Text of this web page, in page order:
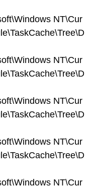
NT\Cur
NT\Cur
NT\Cur
NT\Cur
NT\Cur